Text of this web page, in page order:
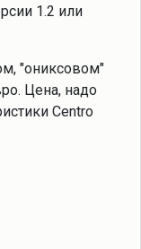
1.2 или
"ониксовом"
Цена, надо
Centro